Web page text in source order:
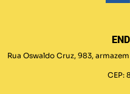
Rua Oswaldo Cruz, 983,
CEP: